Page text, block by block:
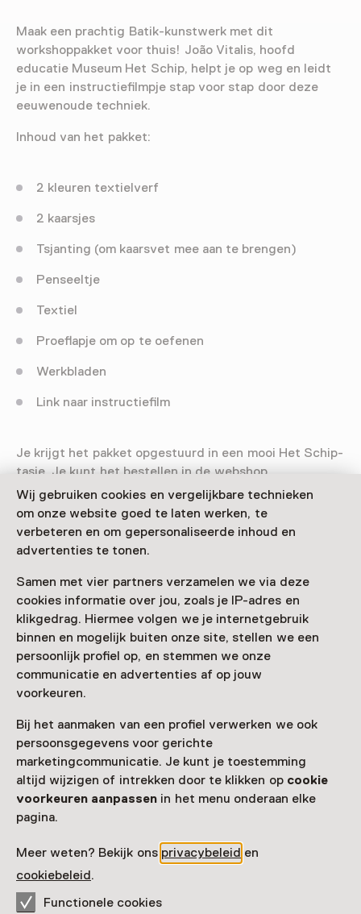
Wij gebruiken cookies en vergelijkbare technieken
om onze website goed te laten werken, te
verbeteren en om gepersonaliseerde inhoud en
advertenties te tonen.
Samen met vier partners verzamelen we via deze
cookies informatie over jou, zoals je IP-adres en
klikgedrag. Hiermee volgen we je internetgebruik
binnen en mogelijk buiten onze site, stellen we een
persoonlijk profiel op, en stemmen we onze
communicatie en advertenties af op jouw
voorkeuren.
Bij het aanmaken van een profiel verwerken we ook
persoonsgegevens voor gerichte
marketingcommunicatie. Je kunt je toestemming
altijd wijzigen of intrekken door te klikken op cookie
voorkeuren aanpassen in het menu onderaan elke
pagina.
Meer weten? Bekijk ons privacybeleid en
cookiebeleid.
Functionele cookies
Maak een prachtig Batik-kunstwerk met dit
workshoppakket voor thuis! João Vitalis, hoofd
educatie Museum Het Schip, helpt je op weg en leidt
je in een instructiefilmpje stap voor stap door deze
eeuwenoude techniek.
Inhoud van het pakket:
2 kleuren textielverf
2 kaarsjes
Tsjanting (om kaarsvet mee aan te brengen)
Penseeltje
Textiel
Proeflapje om op te oefenen
Werkbladen
Link naar instructiefilm
Je krijgt het pakket opgestuurd in een mooi Het Schip-
tasje. Je kunt het bestellen in de webshop.
Deze activiteit is afgelopen. Je kunt hier niet
meer aan deelnemen.
Bekijk alle actuele activiteiten op Zien & doen
Datum
4 maart 2021 t/m 31 december 2021
Toon beschikbaarheid
Locatie
Online
Organisator
Museum Het Schip
Oostzaanstraat 45
Route plannenOpent in een nieuw tabblad